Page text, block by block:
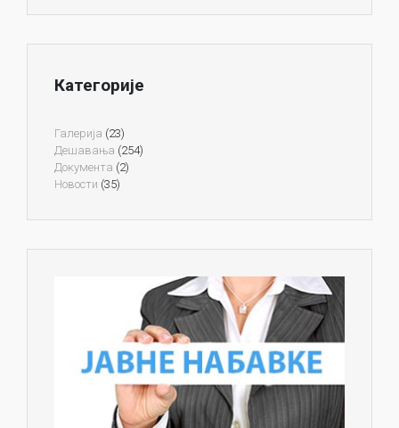
Категорије
Галерија (23)
Дешавања (254)
Документа (2)
Новости (35)